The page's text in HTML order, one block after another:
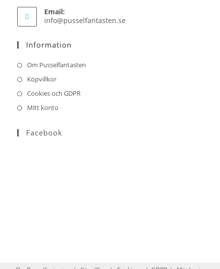
Email:
info@pusselfantasten.se
Information
Om Pusselfantasten
Köpvillkor
Cookies och GDPR
Mitt konto
Facebook